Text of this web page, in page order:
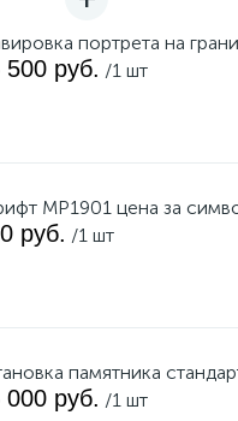
портрета на
500 руб. /1 шт
MP1901 цена за
руб. /1 шт
памятника
000 руб. /1 шт